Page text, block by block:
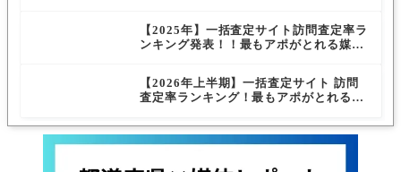
【2025年】一括査定サイト訪問査定率ラ
ンキング発表！！最もアポがとれる媒体
【2026年上半期】一括査定サイト 訪問
査定率ランキング！最もアポがとれる媒